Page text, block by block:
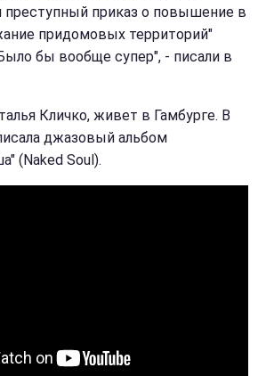
преступный приказ о повышение в
придомовых территорий"
бы вообще супер", - писали в
Кличко, живет в Гамбурге. В
джазовый альбом
(Naked Soul).